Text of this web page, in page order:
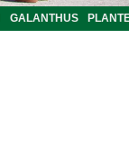
GALANTHUS